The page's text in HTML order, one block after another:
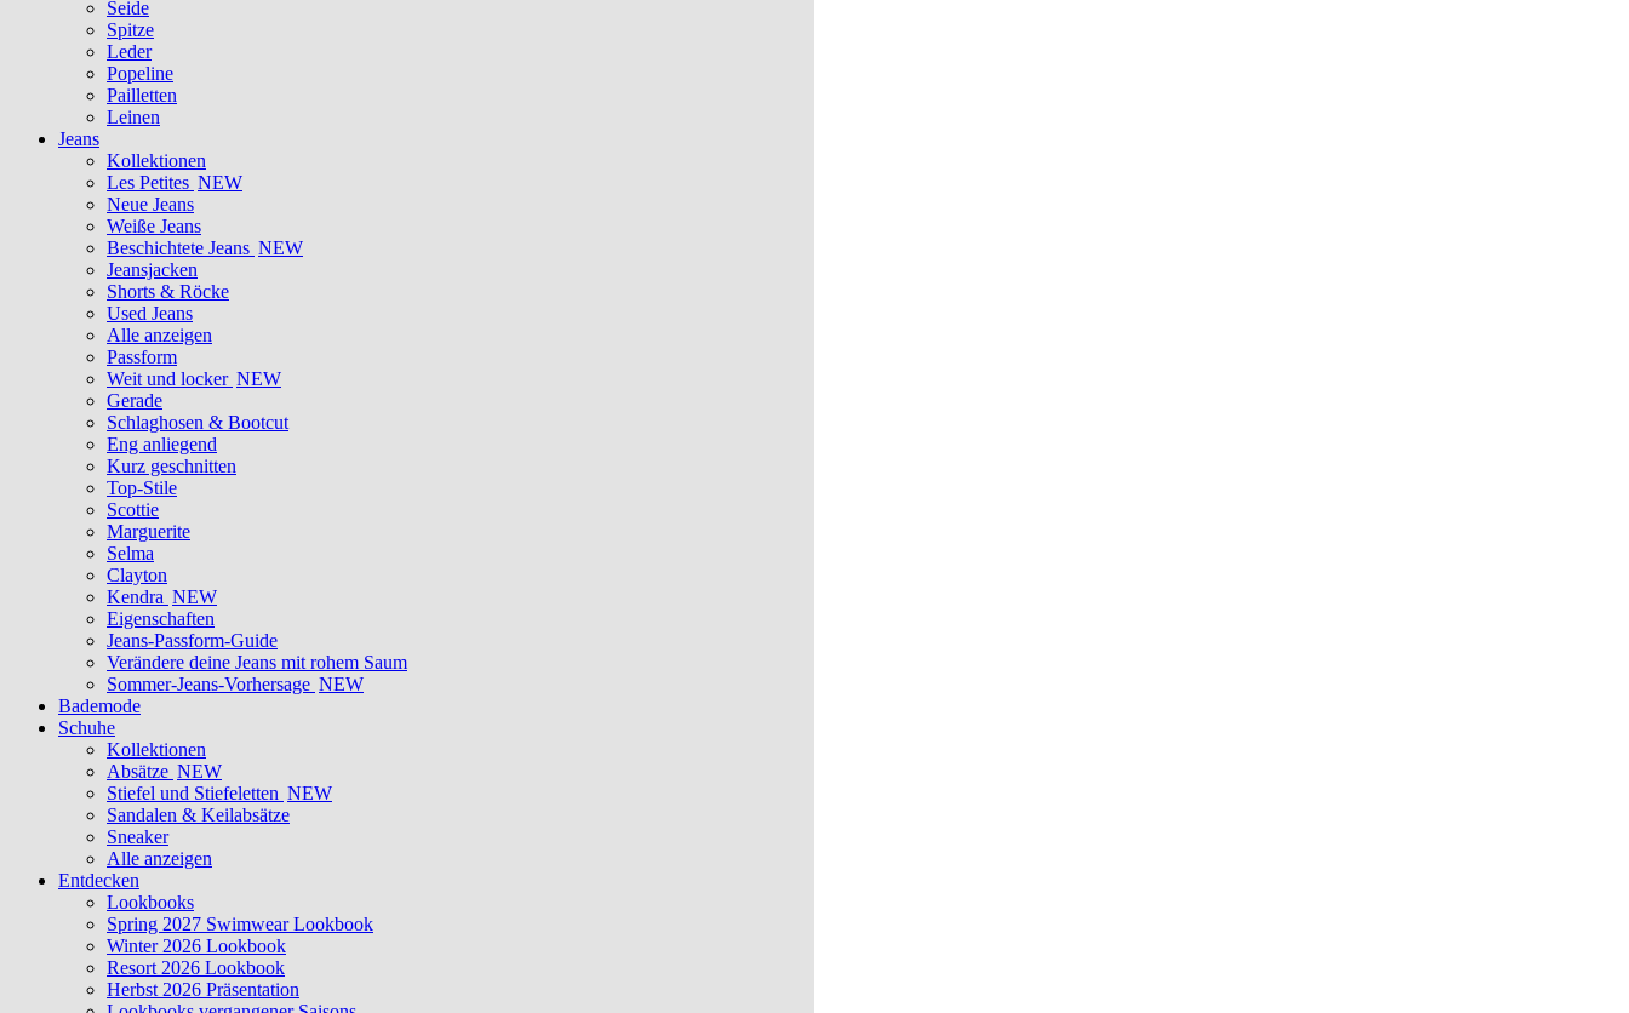
Seide
Spitze
Leder
Popeline
Pailletten
Leinen
Jeans
Kollektionen
Les Petites NEW
Neue Jeans
Weiße Jeans
Beschichtete Jeans NEW
Jeansjacken
Shorts & Röcke
Used Jeans
Alle anzeigen
Passform
Weit und locker NEW
Gerade
Schlaghosen & Bootcut
Eng anliegend
Kurz geschnitten
Top-Stile
Scottie
Marguerite
Selma
Clayton
Kendra NEW
Eigenschaften
Jeans-Passform-Guide
Verändere deine Jeans mit rohem Saum
Sommer-Jeans-Vorhersage NEW
Bademode
Schuhe
Kollektionen
Absätze NEW
Stiefel und Stiefeletten NEW
Sandalen & Keilabsätze
Sneaker
Alle anzeigen
Entdecken
Lookbooks
Spring 2027 Swimwear Lookbook
Winter 2026 Lookbook
Resort 2026 Lookbook
Herbst 2026 Präsentation